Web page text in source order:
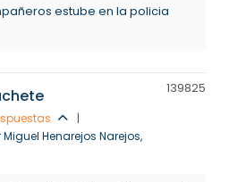
estube en la policia
|
Henarejos Narejos,
139825